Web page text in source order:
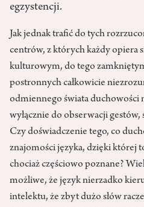
egzystencji.
Jak jednak trafić do tych
centrów, z których każdy opiera
kulturowym, do tego
postronnych całkowicie
odmiennego świata duchowości
wyłącznie do obserwacji
Czy doświadczenie tego, co
znajomości języka, dzięki której
chociaż częściowo poznane?
możliwe, że język nierzadko
intelektu, że zbyt dużo słów